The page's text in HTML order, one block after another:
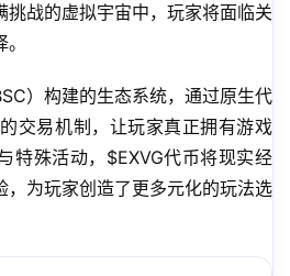
挑战的虚拟宇宙中，玩家将面临关
）构建的生态系统，通过原生代
交易机制，让玩家真正拥有游戏
特殊活动，$EXVG代币将现实经
，为玩家创造了更多元化的玩法选